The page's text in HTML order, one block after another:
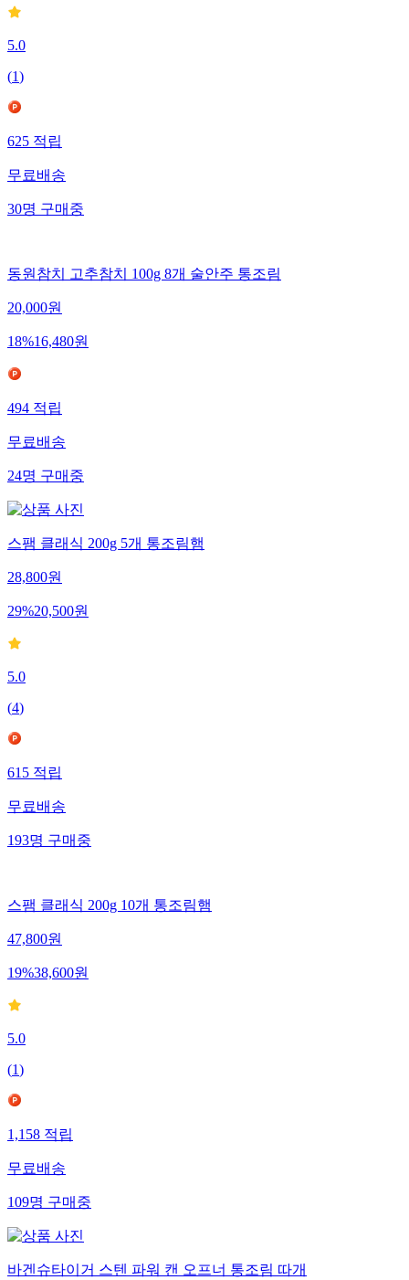
5.0
(1)
625적립
무료배송
30명구매중
동원참치 고추참치 100g 8개 술안주 통조림
20,000원
18%16,480원
494적립
무료배송
24명구매중
스팸 클래식 200g 5개 통조림햄
28,800원
29%20,500원
5.0
(4)
615적립
무료배송
193명구매중
스팸 클래식 200g 10개 통조림햄
47,800원
19%38,600원
5.0
(1)
1,158적립
무료배송
109명구매중
바겐슈타이거 스텐 파워 캔 오프너 통조림 따개